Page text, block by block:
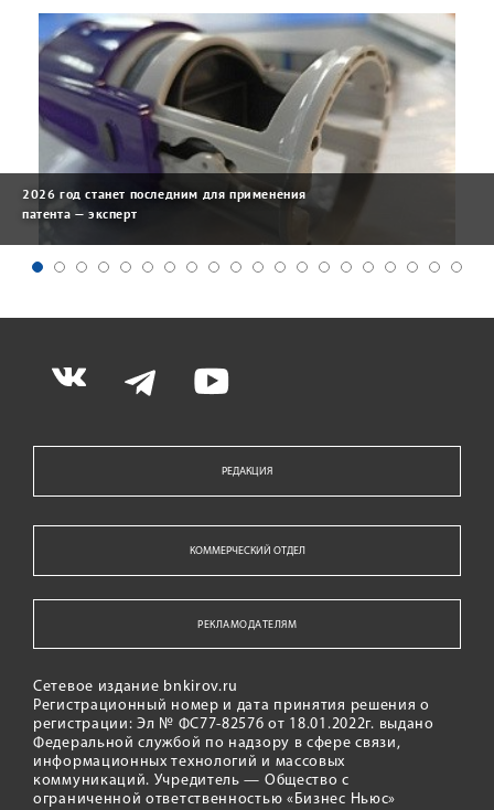
2026 год станет последним для применения
патента — эксперт
РЕДАКЦИЯ
КОММЕРЧЕСКИЙ ОТДЕЛ
РЕКЛАМОДАТЕЛЯМ
Сетевое издание bnkirov.ru
Регистрационный номер и дата принятия решения о
регистрации: Эл № ФС77-82576 от 18.01.2022г. выдано
Федеральной службой по надзору в сфере связи,
информационных технологий и массовых
коммуникаций. Учредитель — Общество с
ограниченной ответственностью «Бизнес Ньюс»